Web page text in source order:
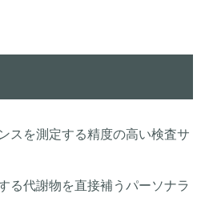
スを測定する精度の高い検査サ
る代謝物を直接補うパーソナラ